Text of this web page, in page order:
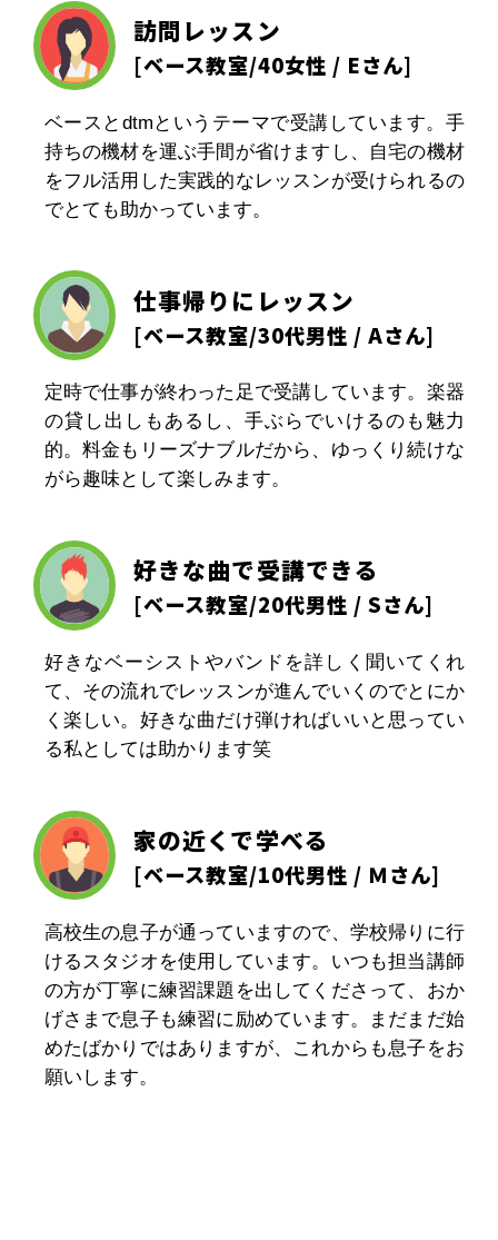
訪問レッスン
[ベース教室/40女性 / Eさん]
ベースとdtmというテーマで受講しています。手
持ちの機材を運ぶ手間が省けますし、自宅の機材
をフル活用した実践的なレッスンが受けられるの
でとても助かっています。
仕事帰りにレッスン
[ベース教室/30代男性 / Aさん]
定時で仕事が終わった足で受講しています。楽器
の貸し出しもあるし、手ぶらでいけるのも魅力
的。料金もリーズナブルだから、ゆっくり続けな
がら趣味として楽しみます。
好きな曲で受講できる
[ベース教室/20代男性 / Sさん]
好きなベーシストやバンドを詳しく聞いてくれ
て、その流れでレッスンが進んでいくのでとにか
く楽しい。好きな曲だけ弾ければいいと思ってい
る私としては助かります笑
家の近くで学べる
[ベース教室/10代男性 / Ｍさん]
高校生の息子が通っていますので、学校帰りに行
けるスタジオを使用しています。いつも担当講師
の方が丁寧に練習課題を出してくださって、おか
げさまで息子も練習に励めています。まだまだ始
めたばかりではありますが、これからも息子をお
願いします。